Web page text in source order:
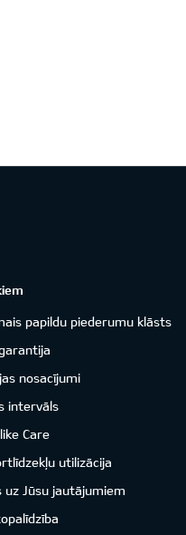
papildu piederumu klāsts
nosacījumi
intervāls
Care
utilizācija
uz Jūsu jautājumiem